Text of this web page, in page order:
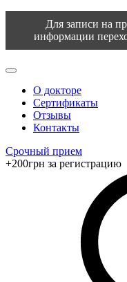
Для записи на
информации
О докторе
Сертификаты
Отзывы
Контакты
Срочный прием
+200грн за регистрацию